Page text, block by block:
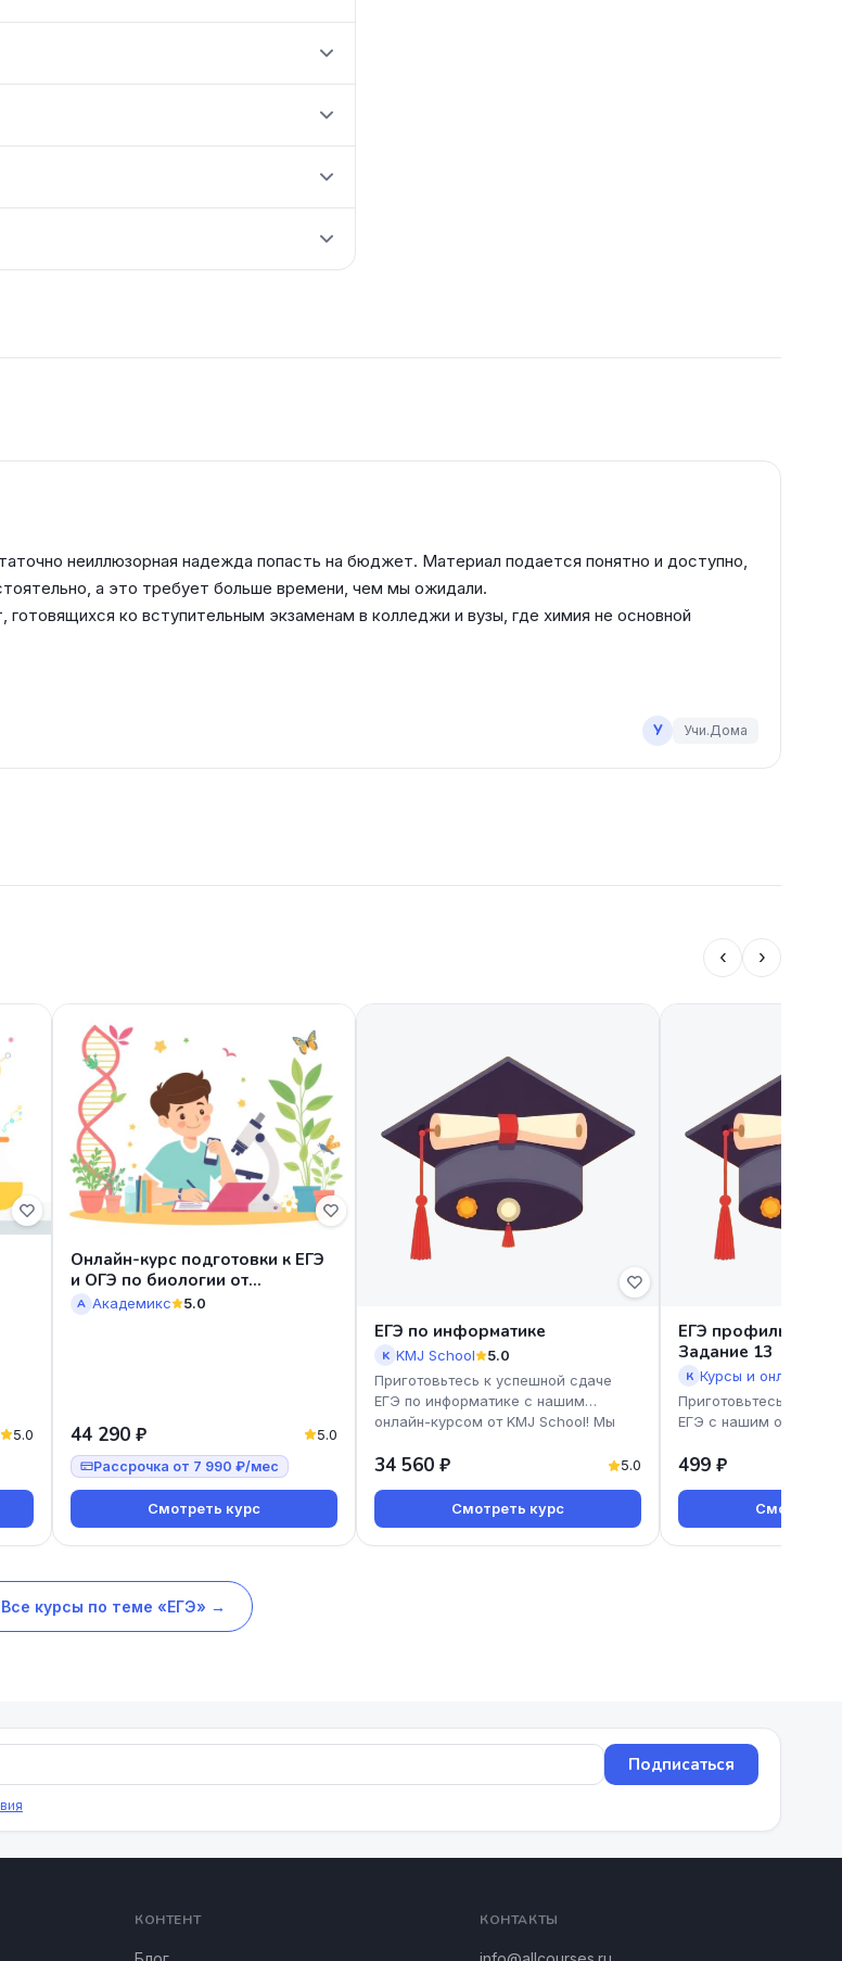
неиллюзорная надежда попасть на бюджет. Материал подается понятно и доступно,
а это требует больше времени, чем мы ожидали.
ко вступительным экзаменам в колледжи и вузы, где химия не основной
У Учи.Дома
‹ ›
5.0
Онлайн-курс подготовки к ЕГЭ
и ОГЭ по биологии от
Академикс
А Академикс 5.0
44 290 ₽ 5.0
Рассрочка от 7 990 ₽/мес
Смотреть курс
ЕГЭ по информатике
K KMJ School
5.0
Приготовьтесь к успешной сдаче
ЕГЭ по информатике с нашим
онлайн-курсом от KMJ School! Мы
34 560 ₽ 5.0
Смотреть курс
ЕГЭ профиль.
Задание 13
К
Приготовьтесь к
ЕГЭ с нашим онлайн-
Екатерины
499 ₽
Смотреть
Все курсы по теме «ЕГЭ» →
Подписаться
КОНТЕНТ КОНТАКТЫ